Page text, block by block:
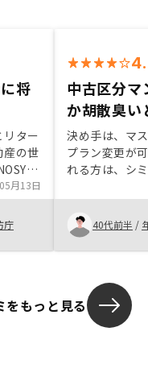
将
ター
産の世
に
の家を
りとも
違い
童手
るなど
月13日
庁
中古区分マ
か胡散臭い
決め手は、マ
プラン変更が
れる方は、シ
れると良いと
後の不安を少
はなく、リノ
申告の代行を
40代前半 /
をもっと見る